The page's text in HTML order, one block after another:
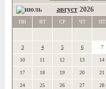
август 2026
ПН ВТ СР ЧТ ПТ
3 4 5 6 7
10 11 12 13 14
17 18 19 20 21
24 25 26 27 28